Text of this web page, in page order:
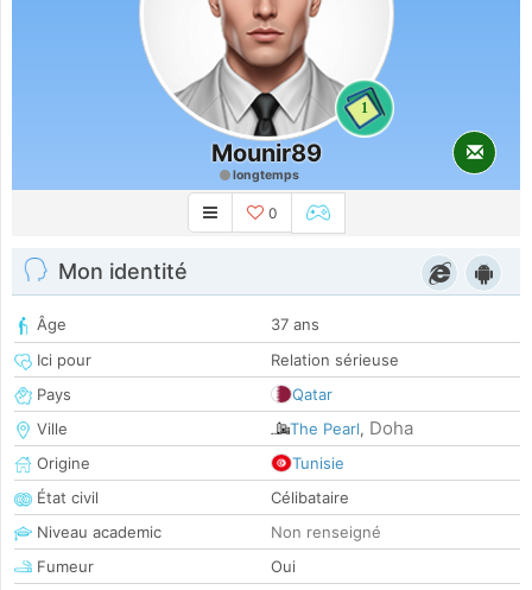
1
Mounir89
longtemps
0
Mon identité
Âge
37 ans
Ici pour
Relation sérieuse
Pays
Qatar
Ville
The Pearl, Doha
Origine
Tunisie
État civil
Célibataire
Niveau academic
Non renseigné
Fumeur
Oui